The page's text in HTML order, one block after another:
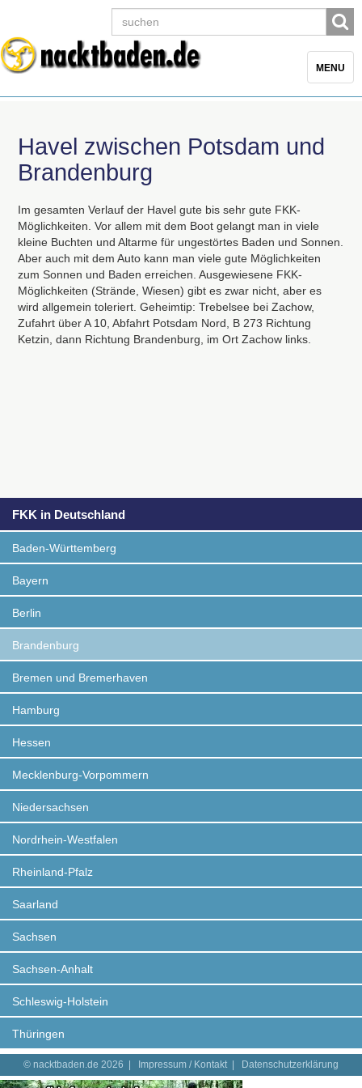
Toggle
MENU
Havel zwischen Potsdam und
Brandenburg
Im gesamten Verlauf der Havel gute bis sehr gute FKK-
Möglichkeiten. Vor allem mit dem Boot gelangt man in viele
kleine Buchten und Altarme für ungestörtes Baden und Sonnen.
Aber auch mit dem Auto kann man viele gute Möglichkeiten
zum Sonnen und Baden erreichen. Ausgewiesene FKK-
Möglichkeiten (Strände, Wiesen) gibt es zwar nicht, aber es
wird allgemein toleriert. Geheimtip: Trebelsee bei Zachow,
Zufahrt über A 10, Abfahrt Potsdam Nord, B 273 Richtung
Ketzin, dann Richtung Brandenburg, im Ort Zachow links.
FKK in Deutschland
Baden-Württemberg
Bayern
Berlin
Brandenburg
Bremen und Bremerhaven
Hamburg
Hessen
Mecklenburg-Vorpommern
Niedersachsen
Nordrhein-Westfalen
Rheinland-Pfalz
Saarland
Sachsen
Sachsen-Anhalt
Schleswig-Holstein
Thüringen
© nacktbaden.de 2026 | Impressum / Kontakt| Datenschutzerklärung